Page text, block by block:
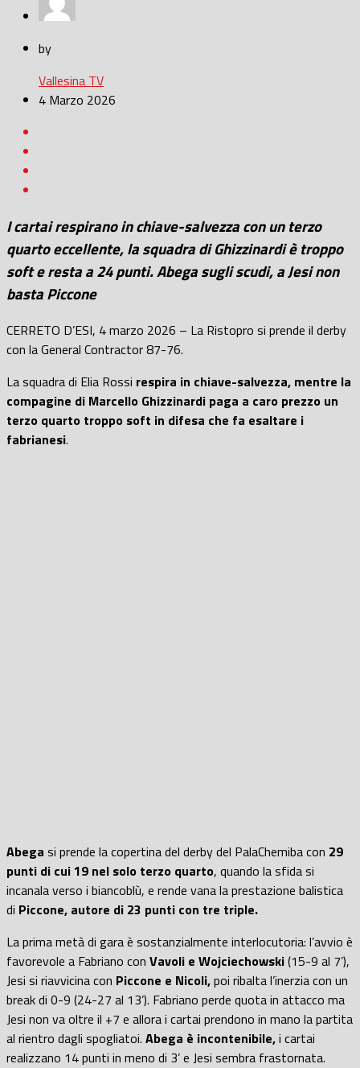
by
Vallesina TV
4 Marzo 2026
I cartai respirano in chiave-salvezza con un terzo
quarto eccellente, la squadra di Ghizzinardi è troppo
soft e resta a 24 punti. Abega sugli scudi, a Jesi non
basta Piccone
CERRETO D’ESI, 4 marzo 2026 – La Ristopro si prende il derby
con la General Contractor 87-76.
La squadra di Elia Rossi respira in chiave-salvezza, mentre la
compagine di Marcello Ghizzinardi paga a caro prezzo un
terzo quarto troppo soft in difesa che fa esaltare i
fabrianesi.
Abega si prende la copertina del derby del PalaChemiba con 29
punti di cui 19 nel solo terzo quarto, quando la sfida si
incanala verso i biancoblù, e rende vana la prestazione balistica
di Piccone, autore di 23 punti con tre triple.
La prima metà di gara è sostanzialmente interlocutoria: l’avvio è
favorevole a Fabriano con Vavoli e Wojciechowski(15-9 al 7’),
Jesi si riavvicina con Piccone e Nicoli,poi ribalta l’inerzia con un
break di 0-9 (24-27 al 13’). Fabriano perde quota in attacco ma
Jesi non va oltre il +7 e allora i cartai prendono in mano la partita
al rientro dagli spogliatoi. Abega è incontenibile,i cartai
realizzano 14 punti in meno di 3’ e Jesi sembra frastornata.